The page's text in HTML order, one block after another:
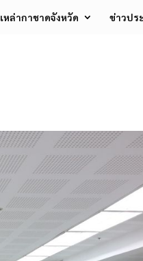
เหล่ากาชาดจังหวัด ข่าวปร